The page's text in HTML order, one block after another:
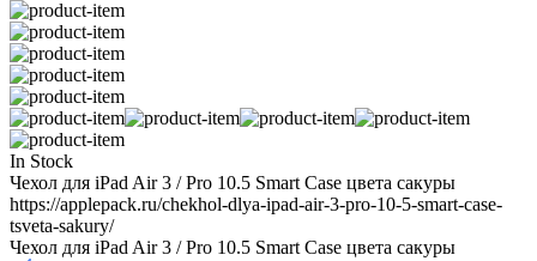
In Stock
Чехол для iPad Air 3 / Pro 10.5 Smart Case цвета сакуры
https://applepack.ru/chekhol-dlya-ipad-air-3-pro-10-5-smart-case-
tsveta-sakury/
Чехол для iPad Air 3 / Pro 10.5 Smart Case цвета сакуры